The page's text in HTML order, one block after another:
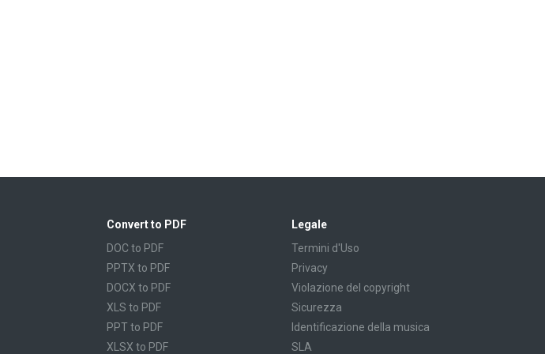
Convert to PDF
DOC to PDF
PPTX to PDF
DOCX to PDF
XLS to PDF
PPT to PDF
XLSX to PDF
Legale
Termini d'Uso
Privacy
Violazione del copyright
Sicurezza
Identificazione della musica
SLA